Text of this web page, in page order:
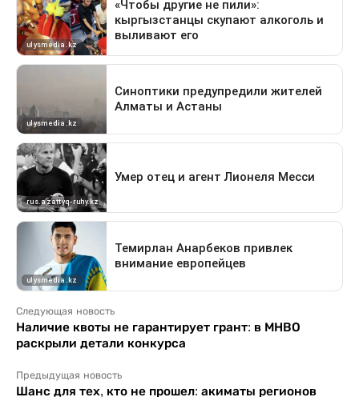
Следующая новость
Наличие квоты не гарантирует грант: в МНВО
раскрыли детали конкурса
Предыдущая новость
Шанс для тех, кто не прошел: акиматы регионов